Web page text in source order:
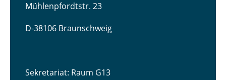
Mühlenpfordtstr. 23
D-38106 Braunschweig
Sekretariat: Raum G13